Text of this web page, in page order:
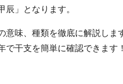
辰」となります。
意味、種類を徹底に解説しま
で干支を簡単に確認できます！